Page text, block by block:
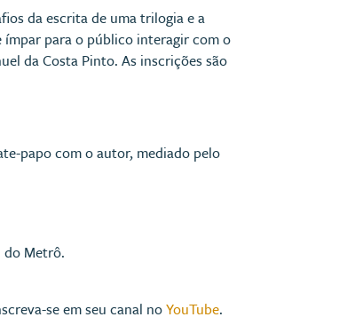
da escrita de uma trilogia e a
para o público interagir com o
da Costa Pinto. As inscrições são
papo com o autor, mediado pelo
do Metrô.
se em seu canal noYouTube.